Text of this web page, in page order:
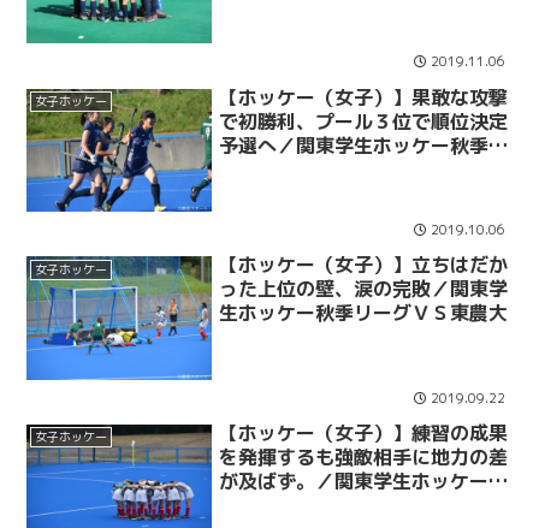
2019.11.06
女子ホッケー
【ホッケー（女子）】果敢な攻撃
で初勝利、プール３位で順位決定
予選へ／関東学生ホッケー秋季リ
2019.10.06
女子ホッケー
【ホッケー（女子）】立ちはだか
った上位の壁、涙の完敗／関東学
生ホッケー秋季リーグＶＳ東農大
2019.09.22
女子ホッケー
【ホッケー（女子）】練習の成果
を発揮するも強敵相手に地力の差
が及ばず。／関東学生ホッケー秋